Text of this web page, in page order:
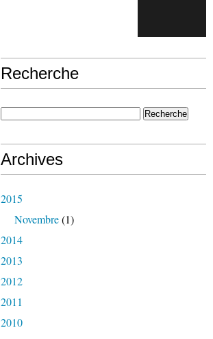
Recherche
Archives
2015
Novembre(1)
2014
2013
2012
2011
2010